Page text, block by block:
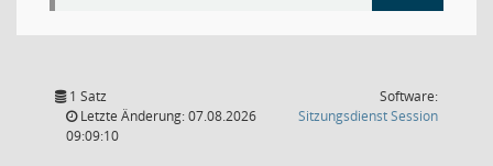
1 Satz
Letzte Änderung: 07.08.2026
09:09:10
Software:
SitzungsdienstSession(Wird in